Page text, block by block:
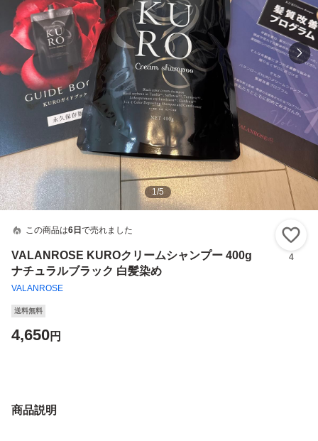
1/5
この商品は6日 で売れました
VALANROSE KUROクリームシャンプー 400g
ナチュラルブラック 白髪染め
VALANROSE
4
送料無料
4,650円
商品説明